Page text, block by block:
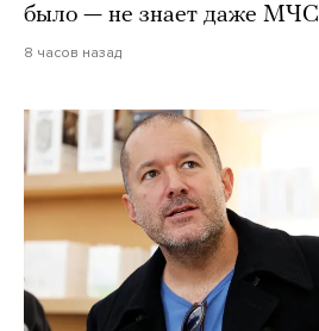
было — не знает даже МЧС
8 часов назад